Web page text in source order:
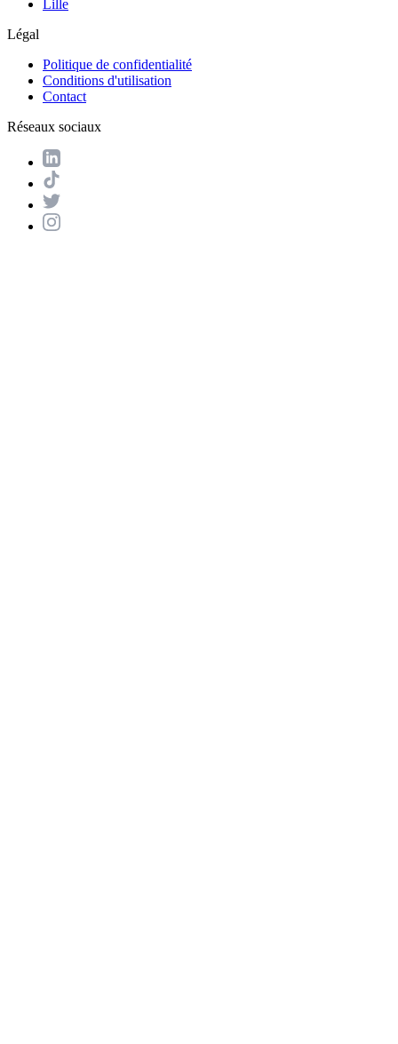
Lille
Légal
Politique de confidentialité
Conditions d'utilisation
Contact
Réseaux sociaux